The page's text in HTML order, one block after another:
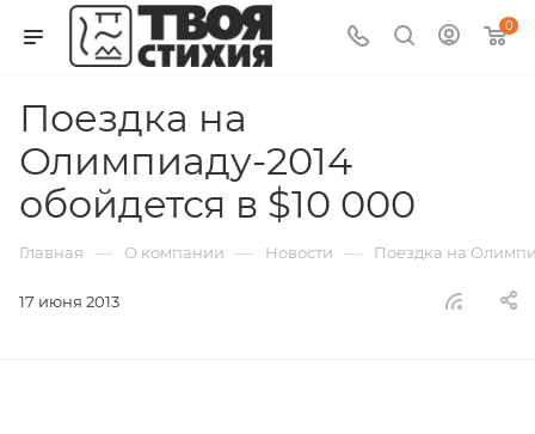
0
Поездка на
Олимпиаду-2014
обойдется в $10 000
Главная — О компании — Новости — Поездка на
17 июня 2013